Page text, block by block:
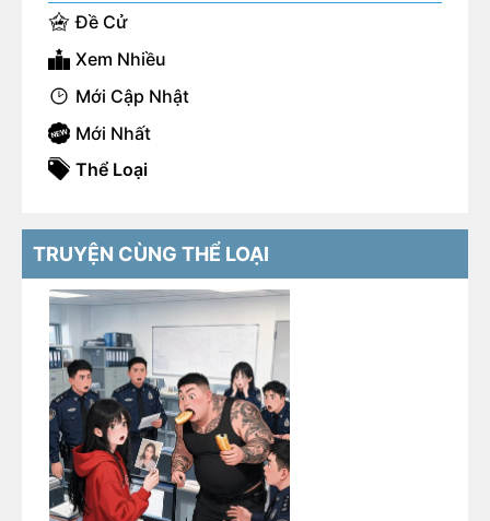
Đề Cử
Xem Nhiều
Mới Cập Nhật
Mới Nhất
Thể Loại
TRUYỆN CÙNG THỂ LOẠI